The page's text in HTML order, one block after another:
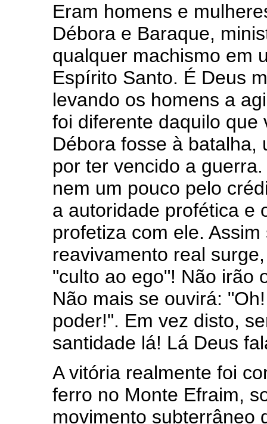
Eram homens e
Débora e Baraque,
qualquer machismo em
Espírito Santo. É Deus
levando os homens a
foi diferente daquilo que
Débora fosse à batalha,
por ter vencido a
nem um pouco pelo
a autoridade profética e
profetiza com ele.
reavivamento real
"culto ao ego"! Não irão
Não mais se ouvirá:
poder!". Em vez disto,
santidade lá! Lá Deus
A vitória realmente foi
ferro no Monte Efraim,
movimento subterrâneo